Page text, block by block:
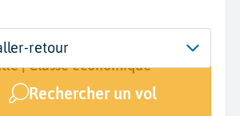
Méditerranée (MPL)
de votre voyage
| Classe
| Classe économique
Rechercher un vol
retour